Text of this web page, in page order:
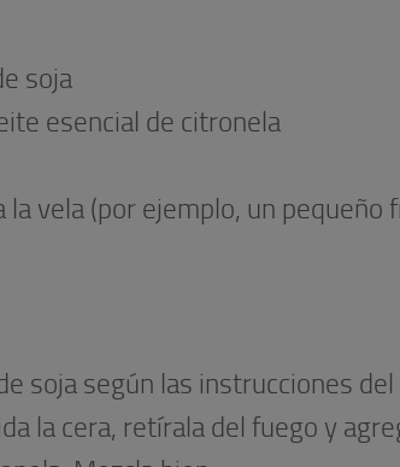
soja
esencial de citronela
la vela (por ejemplo, un pequeño
soja según las instrucciones
la cera, retírala del fuego y